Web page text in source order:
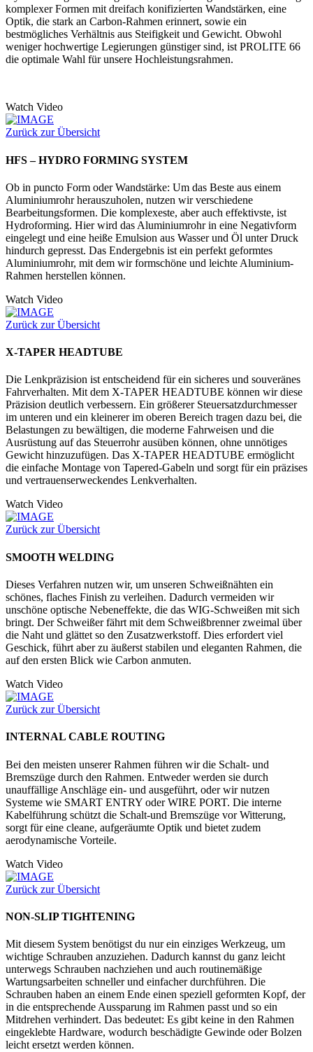
komplexer Formen mit dreifach konifizierten Wandstärken, eine
Optik, die stark an Carbon-Rahmen erinnert, sowie ein
bestmögliches Verhältnis aus Steifigkeit und Gewicht. Obwohl
weniger hochwertige Legierungen günstiger sind, ist PROLITE 66
die optimale Wahl für unsere Hochleistungsrahmen.
Watch Video
Zurück zur Übersicht
HFS – HYDRO FORMING SYSTEM
Ob in puncto Form oder Wandstärke: Um das Beste aus einem
Aluminiumrohr herauszuholen, nutzen wir verschiedene
Bearbeitungsformen. Die komplexeste, aber auch effektivste, ist
Hydroforming. Hier wird das Aluminiumrohr in eine Negativform
eingelegt und eine heiße Emulsion aus Wasser und Öl unter Druck
hindurch gepresst. Das Endergebnis ist ein perfekt geformtes
Aluminiumrohr, mit dem wir formschöne und leichte Aluminium-
Rahmen herstellen können.
Watch Video
Zurück zur Übersicht
X-TAPER HEADTUBE
Die Lenkpräzision ist entscheidend für ein sicheres und souveränes
Fahrverhalten. Mit dem X-TAPER HEADTUBE können wir diese
Präzision deutlich verbessern. Ein größerer Steuersatzdurchmesser
im unteren und ein kleinerer im oberen Bereich tragen dazu bei, die
Belastungen zu bewältigen, die moderne Fahrweisen und die
Ausrüstung auf das Steuerrohr ausüben können, ohne unnötiges
Gewicht hinzuzufügen. Das X-TAPER HEADTUBE ermöglicht
die einfache Montage von Tapered-Gabeln und sorgt für ein präzises
und vertrauenserweckendes Lenkverhalten.
Watch Video
Zurück zur Übersicht
SMOOTH WELDING
Dieses Verfahren nutzen wir, um unseren Schweißnähten ein
schönes, flaches Finish zu verleihen. Dadurch vermeiden wir
unschöne optische Nebeneffekte, die das WIG-Schweißen mit sich
bringt. Der Schweißer fährt mit dem Schweißbrenner zweimal über
die Naht und glättet so den Zusatzwerkstoff. Dies erfordert viel
Geschick, führt aber zu äußerst stabilen und eleganten Rahmen, die
auf den ersten Blick wie Carbon anmuten.
Watch Video
Zurück zur Übersicht
INTERNAL CABLE ROUTING
Bei den meisten unserer Rahmen führen wir die Schalt- und
Bremszüge durch den Rahmen. Entweder werden sie durch
unauffällige Anschläge ein- und ausgeführt, oder wir nutzen
Systeme wie SMART ENTRY oder WIRE PORT. Die interne
Kabelführung schützt die Schalt-und Bremszüge vor Witterung,
sorgt für eine cleane, aufgeräumte Optik und bietet zudem
aerodynamische Vorteile.
Watch Video
Zurück zur Übersicht
NON-SLIP TIGHTENING
Mit diesem System benötigst du nur ein einziges Werkzeug, um
wichtige Schrauben anzuziehen. Dadurch kannst du ganz leicht
unterwegs Schrauben nachziehen und auch routinemäßige
Wartungsarbeiten schneller und einfacher durchführen. Die
Schrauben haben an einem Ende einen speziell geformten Kopf, der
in die entsprechende Aussparung im Rahmen passt und so ein
Mitdrehen verhindert. Das bedeutet: Es gibt keine in den Rahmen
eingeklebte Hardware, wodurch beschädigte Gewinde oder Bolzen
leicht ersetzt werden können.